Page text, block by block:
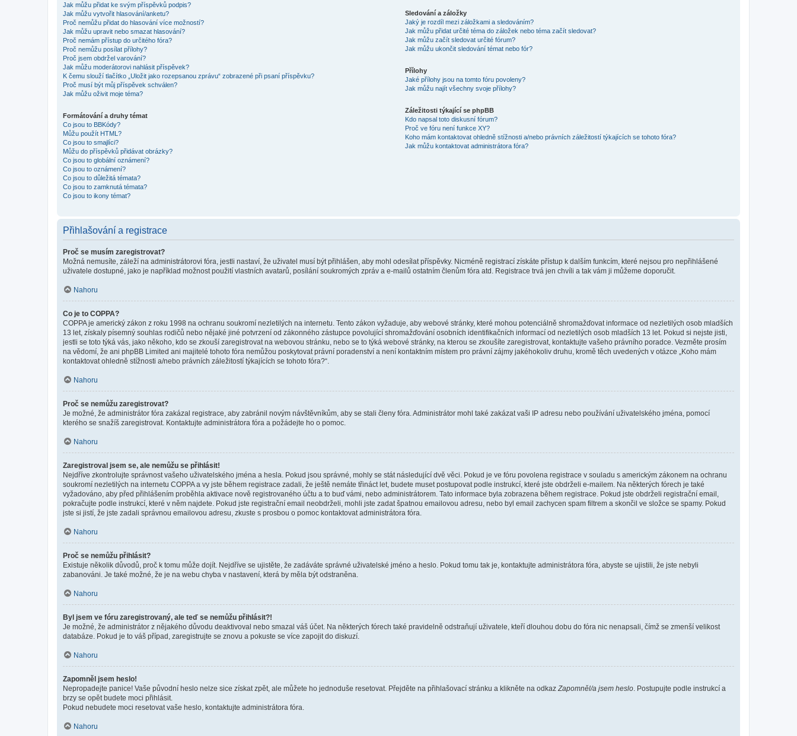
Jak můžu přidat ke svým příspěvků podpis?
Jak můžu vytvořit hlasování/anketu?
Proč nemůžu přidat do hlasování více možností?
Jak můžu upravit nebo smazat hlasování?
Proč nemám přístup do určitého fóra?
Proč nemůžu posílat přílohy?
Proč jsem obdržel varování?
Jak můžu moderátorovi nahlásit příspěvek?
K čemu slouží tlačítko „Uložit jako rozepsanou zprávu“ zobrazené při psaní příspěvku?
Proč musí být můj příspěvek schválen?
Jak můžu oživit moje téma?
Formátování a druhy témat
Co jsou to BBKódy?
Můžu použít HTML?
Co jsou to smajlíci?
Můžu do příspěvků přidávat obrázky?
Co jsou to globální oznámení?
Co jsou to oznámení?
Co jsou to důležitá témata?
Co jsou to zamknutá témata?
Co jsou to ikony témat?
Sledování a záložky
Jaký je rozdíl mezi záložkami a sledováním?
Jak můžu přidat určité téma do záložek nebo téma začít sledovat?
Jak můžu začít sledovat určité fórum?
Jak můžu ukončit sledování témat nebo fór?
Přílohy
Jaké přílohy jsou na tomto fóru povoleny?
Jak můžu najít všechny svoje přílohy?
Záležitosti týkající se phpBB
Kdo napsal toto diskusní fórum?
Proč ve fóru není funkce XY?
Koho mám kontaktovat ohledně stížnosti a/nebo právních záležitostí týkajících se tohoto fóra?
Jak můžu kontaktovat administrátora fóra?
Přihlašování a registrace
Proč se musím zaregistrovat?
Možná nemusíte, záleží na administrátorovi fóra, jestli nastaví, že uživatel musí být přihlášen, aby mohl odesílat příspěvky. Nicméně registrací získáte přístup k dalším funkcím, které nejsou pro nepřihlášené
uživatele dostupné, jako je například možnost použití vlastních avatarů, posílání soukromých zpráv a e-mailů ostatním členům fóra atd. Registrace trvá jen chvíli a tak vám ji můžeme doporučit.
Nahoru
Co je to COPPA?
COPPA je americký zákon z roku 1998 na ochranu soukromí nezletilých na internetu. Tento zákon vyžaduje, aby webové stránky, které mohou potenciálně shromažďovat informace od nezletilých osob mladších
13 let, získaly písemný souhlas rodičů nebo nějaké jiné potvrzení od zákonného zástupce povolující shromažďování osobních identifikačních informací od nezletilých osob mladších 13 let. Pokud si nejste jisti,
jestli se toto týká vás, jako někoho, kdo se zkouší zaregistrovat na webovou stránku, nebo se to týká webové stránky, na kterou se zkoušíte zaregistrovat, kontaktujte vašeho právního poradce. Vezměte prosím
na vědomí, že ani phpBB Limited ani majitelé tohoto fóra nemůžou poskytovat právní poradenství a není kontaktním místem pro právní zájmy jakéhokoliv druhu, kromě těch uvedených v otázce „Koho mám
kontaktovat ohledně stížnosti a/nebo právních záležitostí týkajících se tohoto fóra?“.
Nahoru
Proč se nemůžu zaregistrovat?
Je možné, že administrátor fóra zakázal registrace, aby zabránil novým návštěvníkům, aby se stali členy fóra. Administrátor mohl také zakázat vaši IP adresu nebo používání uživatelského jména, pomocí
kterého se snažíš zaregistrovat. Kontaktujte administrátora fóra a požádejte ho o pomoc.
Nahoru
Zaregistroval jsem se, ale nemůžu se přihlásit!
Nejdříve zkontrolujte správnost vašeho uživatelského jména a hesla. Pokud jsou správné, mohly se stát následující dvě věci. Pokud je ve fóru povolena registrace v souladu s americkým zákonem na ochranu
soukromí nezletilých na internetu COPPA a vy jste během registrace zadali, že ještě nemáte třináct let, budete muset postupovat podle instrukcí, které jste obdrželi e-mailem. Na některých fórech je také
vyžadováno, aby před přihlášením proběhla aktivace nově registrovaného účtu a to buď vámi, nebo administrátorem. Tato informace byla zobrazena během registrace. Pokud jste obdrželi registrační email,
pokračujte podle instrukcí, které v něm najdete. Pokud jste registrační email neobdrželi, mohli jste zadat špatnou emailovou adresu, nebo byl email zachycen spam filtrem a skončil ve složce se spamy. Pokud
jste si jistí, že jste zadali správnou emailovou adresu, zkuste s prosbou o pomoc kontaktovat administrátora fóra.
Nahoru
Proč se nemůžu přihlásit?
Existuje několik důvodů, proč k tomu může dojít. Nejdříve se ujistěte, že zadáváte správné uživatelské jméno a heslo. Pokud tomu tak je, kontaktujte administrátora fóra, abyste se ujistili, že jste nebyli
zabanováni. Je také možné, že je na webu chyba v nastavení, která by měla být odstraněna.
Nahoru
Byl jsem ve fóru zaregistrovaný, ale teď se nemůžu přihlásit?!
Je možné, že administrátor z nějakého důvodu deaktivoval nebo smazal váš účet. Na některých fórech také pravidelně odstraňují uživatele, kteří dlouhou dobu do fóra nic nenapsali, čímž se zmenší velikost
databáze. Pokud je to váš případ, zaregistrujte se znovu a pokuste se více zapojit do diskuzí.
Nahoru
Zapomněl jsem heslo!
Nepropadejte panice! Vaše původní heslo nelze sice získat zpět, ale můžete ho jednoduše resetovat. Přejděte na přihlašovací stránku a klikněte na odkaz Zapomněl/a jsem heslo . Postupujte podle instrukcí a
brzy se opět budete moci přihlásit.
Pokud nebudete moci resetovat vaše heslo, kontaktujte administrátora fóra.
Nahoru